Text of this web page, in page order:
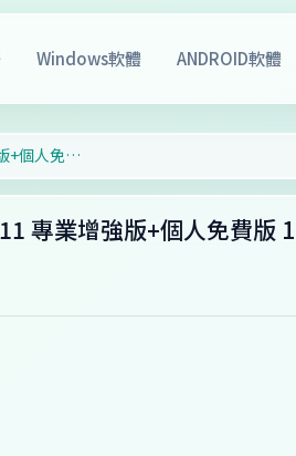
Windows軟體 ANDROID軟體
辦公軟件 WPS Office 2019 v11.8.2.12011 專業增強版+個人免費版 11.1.0.12358 Win Mac Linux Android
專業增強版+個人免費版